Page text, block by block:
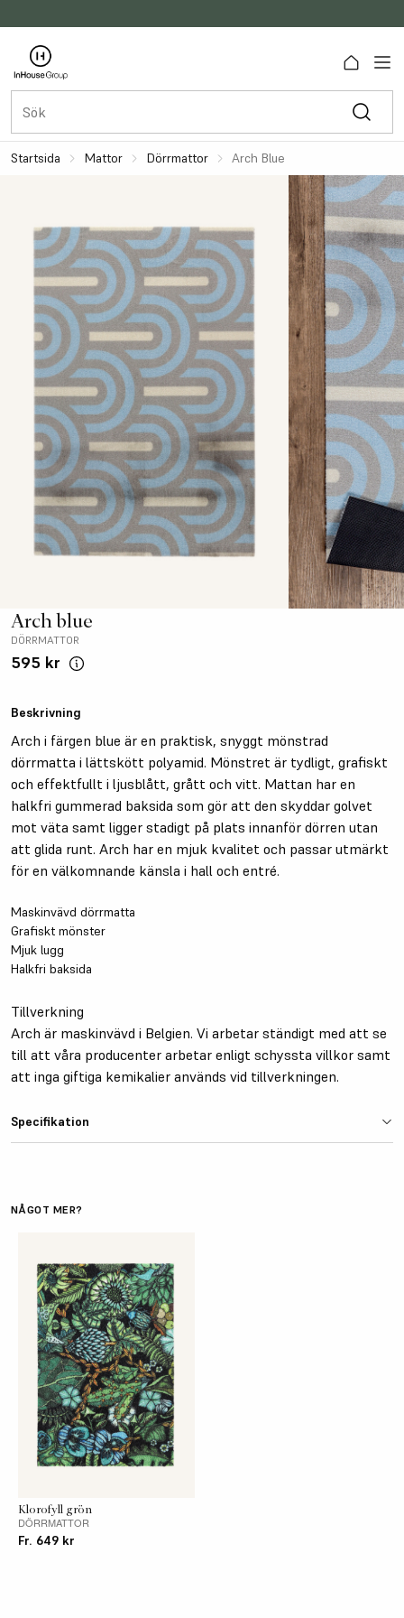
Startsida Mattor Dörrmattor Arch Blue
Arch blue
DÖRRMATTOR
595 kr
Beskrivning
Arch i färgen blue är en praktisk, snyggt mönstrad
dörrmatta i lättskött polyamid. Mönstret är tydligt, grafiskt
och effektfullt i ljusblått, grått och vitt. Mattan har en
halkfri gummerad baksida som gör att den skyddar golvet
mot väta samt ligger stadigt på plats innanför dörren utan
att glida runt. Arch har en mjuk kvalitet och passar utmärkt
för en välkomnande känsla i hall och entré.
Maskinvävd dörrmatta
Grafiskt mönster
Mjuk lugg
Halkfri baksida
Tillverkning
Arch är maskinvävd i Belgien. Vi arbetar ständigt med att se
till att våra producenter arbetar enligt schyssta villkor samt
att inga giftiga kemikalier används vid tillverkningen.
Specifikation
Material
Baksida Gummibaksida
Vändbar Nej
Märke Stina Hagström
Passar
utomhus
Nej
Skötselråd
Dammsug din matta regelbundet och undvik
NÅGOT MER?
Klorofyll grön
DÖRRMATTOR
Fr. 649 kr